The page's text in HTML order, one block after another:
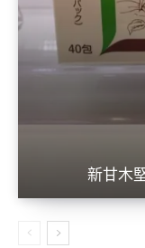
新甘木